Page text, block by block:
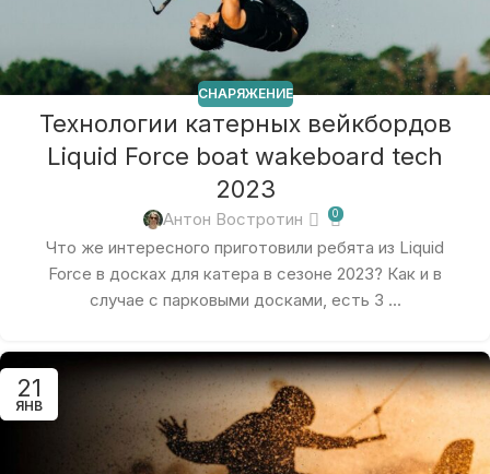
СНАРЯЖЕНИЕ
Технологии катерных вейкбордов
Liquid Force boat wakeboard tech
2023
Антон Востротин 0
Что же интересного приготовили ребята из Liquid
Force в досках для катера в сезоне 2023? Как и в
случае с парковыми досками, есть 3 ...
21
ЯНВ